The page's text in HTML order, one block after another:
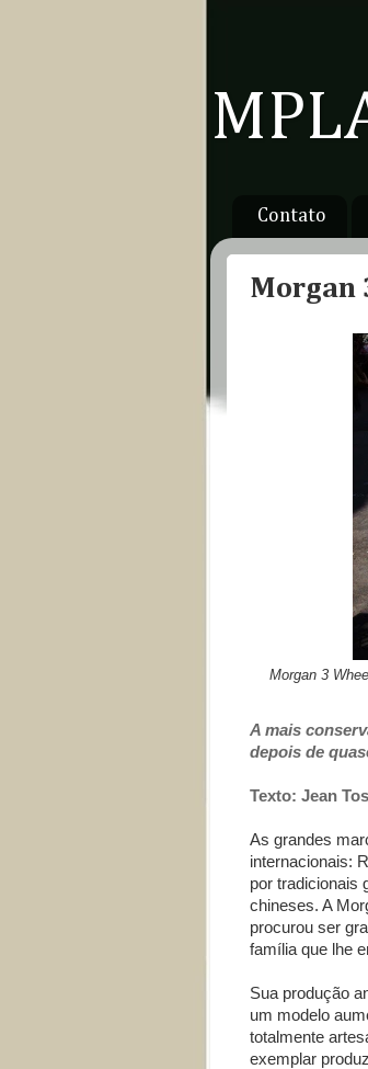
Contato
Morgan
Morgan 3
A mais
depois de
Texto: Jean
As grandes
internacionais:
por tradicionais
chineses. A
procurou ser
família que lhe
Sua produção
um modelo
totalmente
exemplar